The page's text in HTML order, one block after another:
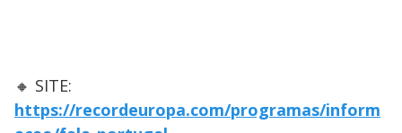
🔸 SITE:
https://recordeuropa.com/programas/inform